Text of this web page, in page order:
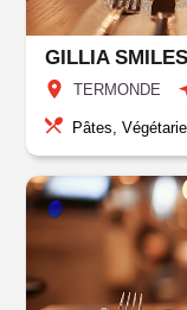
GILLIA
TERMONDE
Pâtes,